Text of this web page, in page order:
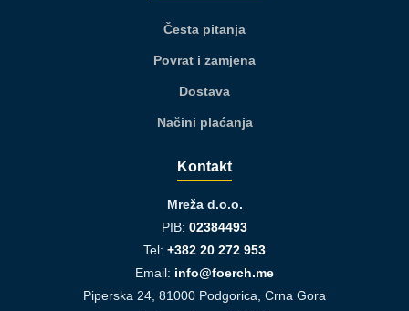
Česta pitanja
Povrat i zamjena
Dostava
Načini plaćanja
Kontakt
Mreža d.o.o.
PIB: 02384493
Tel: +382 20 272 953
Email: info@foerch.me
Piperska 24, 81000 Podgorica, Crna Gora